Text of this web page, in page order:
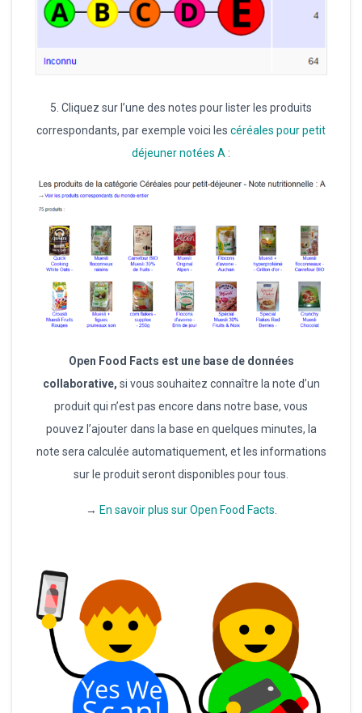
5. Cliquez sur l’une des notes pour lister les produits
correspondants, par exemple voici les céréales pour petit
déjeuner notées A :
Open Food Facts est une base de données
collaborative, si vous souhaitez connaître la note d’un
produit qui n’est pas encore dans notre base, vous
pouvez l’ajouter dans la base en quelques minutes, la
note sera calculée automatiquement, et les informations
sur le produit seront disponibles pour tous.
→ En savoir plus sur Open Food Facts.